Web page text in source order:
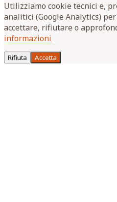
Utilizziamo cookie tecnici e,
analitici (Google Analytics)
accettare, rifiutare o
informazioni
Rifiuta Accetta